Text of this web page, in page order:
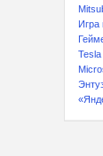
Игра
Tesla